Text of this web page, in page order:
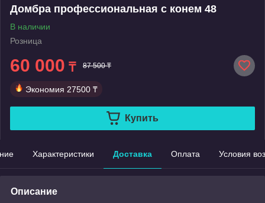
Домбра профессиональная с конем 48
В наличии
Розница
60 000 ₸ 87 500 ₸
Экономия 27500 ₸
Купить
Характеристики Доставка Оплата Условия
Описание